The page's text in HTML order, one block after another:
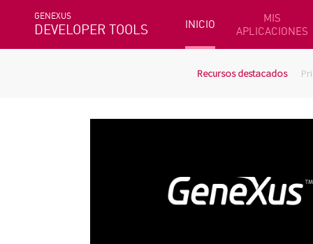
GENEXUS
DEVELOPER TOOLS INICIO
MIS
APLICACIONES
Recursos destacados